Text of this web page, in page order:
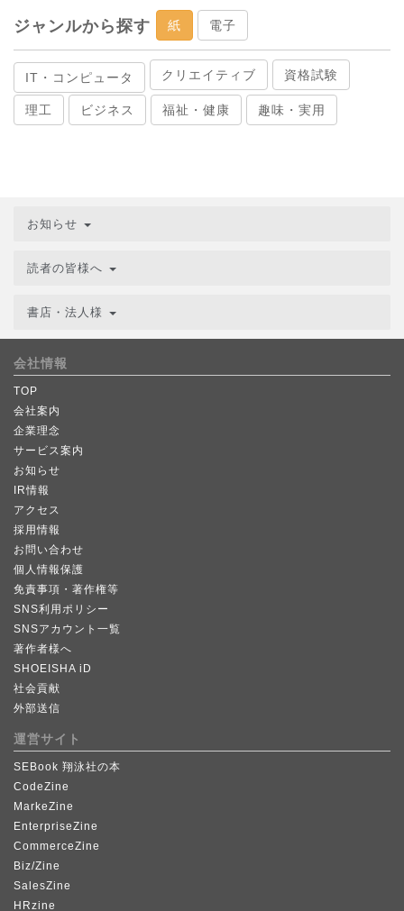
ジャンルから探す 紙 電子
IT・コンピュータ クリエイティブ 資格試験
理工 ビジネス 福祉・健康 趣味・実用
お知らせ
読者の皆様へ
書店・法人様
会社情報
TOP
会社案内
企業理念
サービス案内
お知らせ
IR情報
アクセス
採用情報
お問い合わせ
個人情報保護
免責事項・著作権等
SNS利用ポリシー
SNSアカウント一覧
著作者様へ
SHOEISHA iD
社会貢献
外部送信
運営サイト
SEBook 翔泳社の本
CodeZine
MarkeZine
EnterpriseZine
CommerceZine
Biz/Zine
SalesZine
HRzine